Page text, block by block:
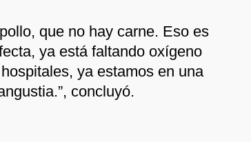
que no hay carne. Eso es
ya está faltando oxígeno
ya estamos en una
concluyó.